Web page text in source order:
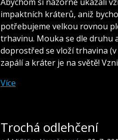
impaktních kráterů, aniž
potřebujeme velkou rovnou
trhavinu. Mouka se dle druhu
doprostřed se vloží trhavina
zapálí a kráter je na světě!
Více
Trochá odlehčení